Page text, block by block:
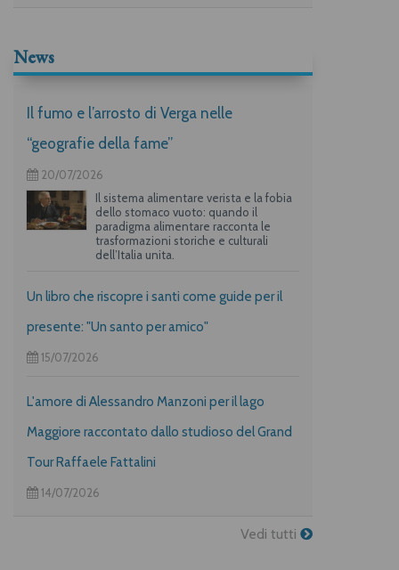
News
Il fumo e l’arrosto di Verga nelle
“geografie della fame”
20/07/2026
Il sistema alimentare verista e la fobia
dello stomaco vuoto: quando il
paradigma alimentare racconta le
trasformazioni storiche e culturali
dell’Italia unita.
Un libro che riscopre i santi come guide per il
presente: "Un santo per amico"
15/07/2026
L'amore di Alessandro Manzoni per il lago
Maggiore raccontato dallo studioso del Grand
Tour Raffaele Fattalini
14/07/2026
Vedi tutti